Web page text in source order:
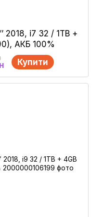
2018, i7 32 / 1ТB +
АКБ 100%
Купити